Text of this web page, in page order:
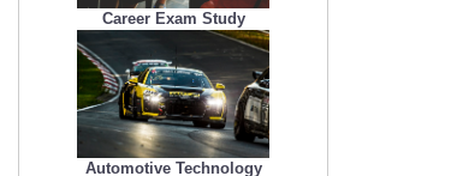
Career Exam Study
Automotive Technology